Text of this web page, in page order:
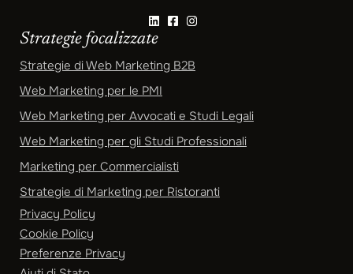
Strategie focalizzate
Strategie di Web Marketing B2B
Web Marketing per le PMI
Web Marketing per Avvocati e Studi Legali
Web Marketing per gli Studi Professionali
Marketing per Commercialisti
Strategie di Marketing per Ristoranti
Privacy Policy
Cookie Policy
Preferenze Privacy